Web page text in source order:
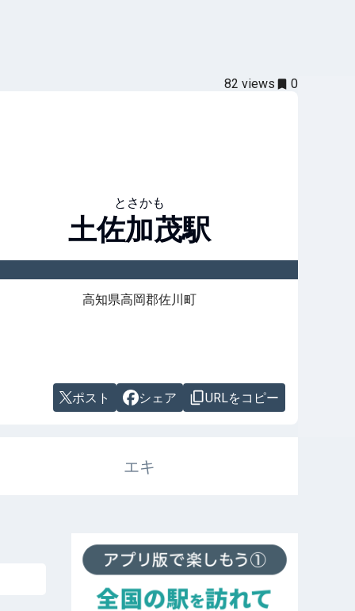
82 views 0
とさかも
土佐加茂駅
高知県高岡郡佐川町
ポスト シェア URLをコピー
エキ